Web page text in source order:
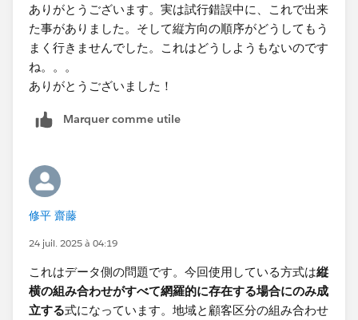
ありがとうございます。実は試行錯誤中に、これで出来
た事がありました。そして縦方向の順序がどうしてもう
まく行きませんでした。これはどうしようもないのです
ね。。。
ありがとうございました！
Marquer comme utile
修平 齋藤
24 juil. 2025 à 04:19
これはデータ側の問題です。今回使用している方式は縦
横の組み合わせがすべて網羅的に存在する場合にのみ成
立する式になっています。地域と顧客区分の組み合わせ